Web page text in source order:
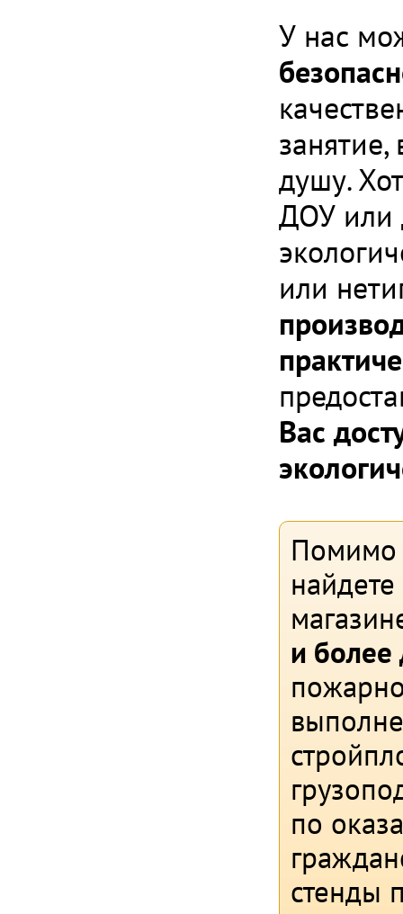
У нас
душу.
ДОУ или
или
Вас
Помимо
и более
по
стенды